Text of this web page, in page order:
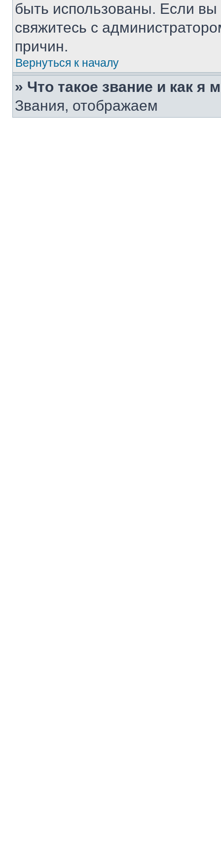
быть использованы. Если
свяжитесь с
причин.
Вернуться к началу
» Что такое звание и как я
Звания, отображаем